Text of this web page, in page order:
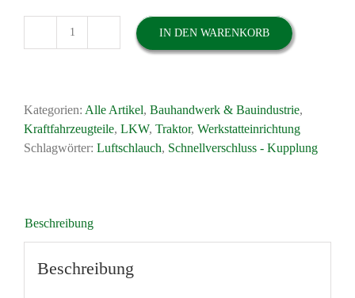
Schnellverschluss-
Menge
IN DEN WARENKORB
Kategorien: Alle Artikel, Bauhandwerk & Bauindustrie,
Kraftfahrzeugteile, LKW, Traktor, Werkstatteinrichtung
Schlagwörter: Luftschlauch, Schnellverschluss - Kupplung
Beschreibung
Beschreibung